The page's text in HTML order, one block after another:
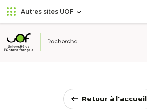
Aller
au
principal
Passer
au
Autres sites UOF
Université
Retour à l'accueil